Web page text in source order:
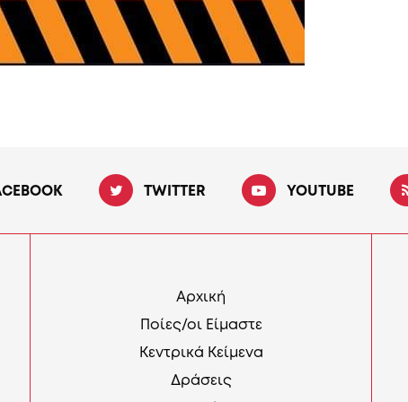
TWITTER YOUTUBE
Αρχική
Ποίες/οι Είμαστε
Κεντρικά Κείμενα
Δράσεις